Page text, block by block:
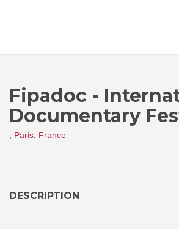
Fipadoc -
Documentary
Paris France
DESCRIPTION